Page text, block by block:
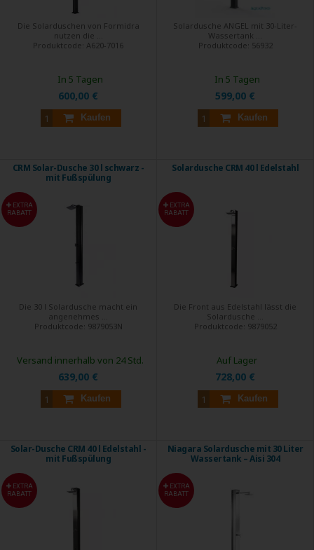
Die Solarduschen von Formidra
nutzen die ...
Produktcode: A620-7016
600,00 €
Kaufen
In 5 Tagen
Solardusche ANGEL mit 30-Liter-
Wassertank ...
Produktcode: 56932
599,00 €
Kaufen
In 5 Tagen
CRM Solar-Dusche 30 l schwarz -
mit Fußspülung
EXTRA
RABATT
Die 30 l Solardusche macht ein
angenehmes ...
Produktcode: 9879053N
639,00 €
Kaufen
Versand innerhalb von 24 Std.
Solardusche CRM 40 l Edelstahl
EXTRA
RABATT
Die Front aus Edelstahl lässt die
Solardusche ...
Produktcode: 9879052
728,00 €
Kaufen
Auf Lager
Solar-Dusche CRM 40 l Edelstahl -
mit Fußspülung
EXTRA
RABATT
Niagara Solardusche mit 30 Liter
Wassertank – Aisi 304
EXTRA
RABATT